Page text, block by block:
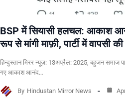
BSP में सियासी हलचल: आकाश
रूप से मांगी माफ़ी, पार्टी में वापसी
हिन्दुस्तान मिरर न्यूज़: 13अप्रैल: 2025, बहुजन समाज
गए आकाश आनंद…
By Hindustan Mirror News